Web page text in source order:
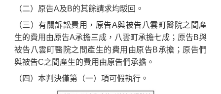
（二）原告A及B的其餘請求均駁回。
（三）有關訴訟費用，原告A與被告八雲町醫院之間產
生的費用由原告A承擔三成，八雲町承擔七成；原告B與
被告八雲町醫院之間產生的費用由原告B承擔；原告們
與被告C之間產生的費用由原告們承擔。
（四）本判決僅第（一）項可假執行。